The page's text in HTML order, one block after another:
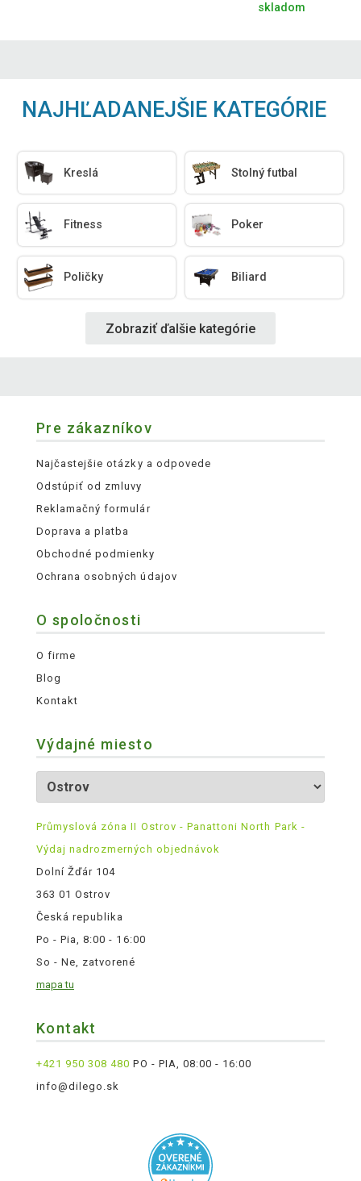
skladom
NAJHĽADANEJŠIE KATEGÓRIE
Kreslá Stolný futbal
Fitness Poker
Poličky Biliard
Zobraziť ďalšie kategórie
Pre zákazníkov
Najčastejšie otázky a odpovede
Odstúpiť od zmluvy
Reklamačný formulár
Doprava a platba
Obchodné podmienky
Ochrana osobných údajov
O spoločnosti
O firme
Blog
Kontakt
Výdajné miesto
Průmyslová zóna II Ostrov - Panattoni North Park -
Výdaj nadrozmerných objednávok
Dolní Žďár 104
363 01 Ostrov
Česká republika
Po - Pia, 8:00 - 16:00
So - Ne, zatvorené
mapa tu
Kontakt
+421 950 308 480 PO - PIA, 08:00 - 16:00
info@dilego.sk